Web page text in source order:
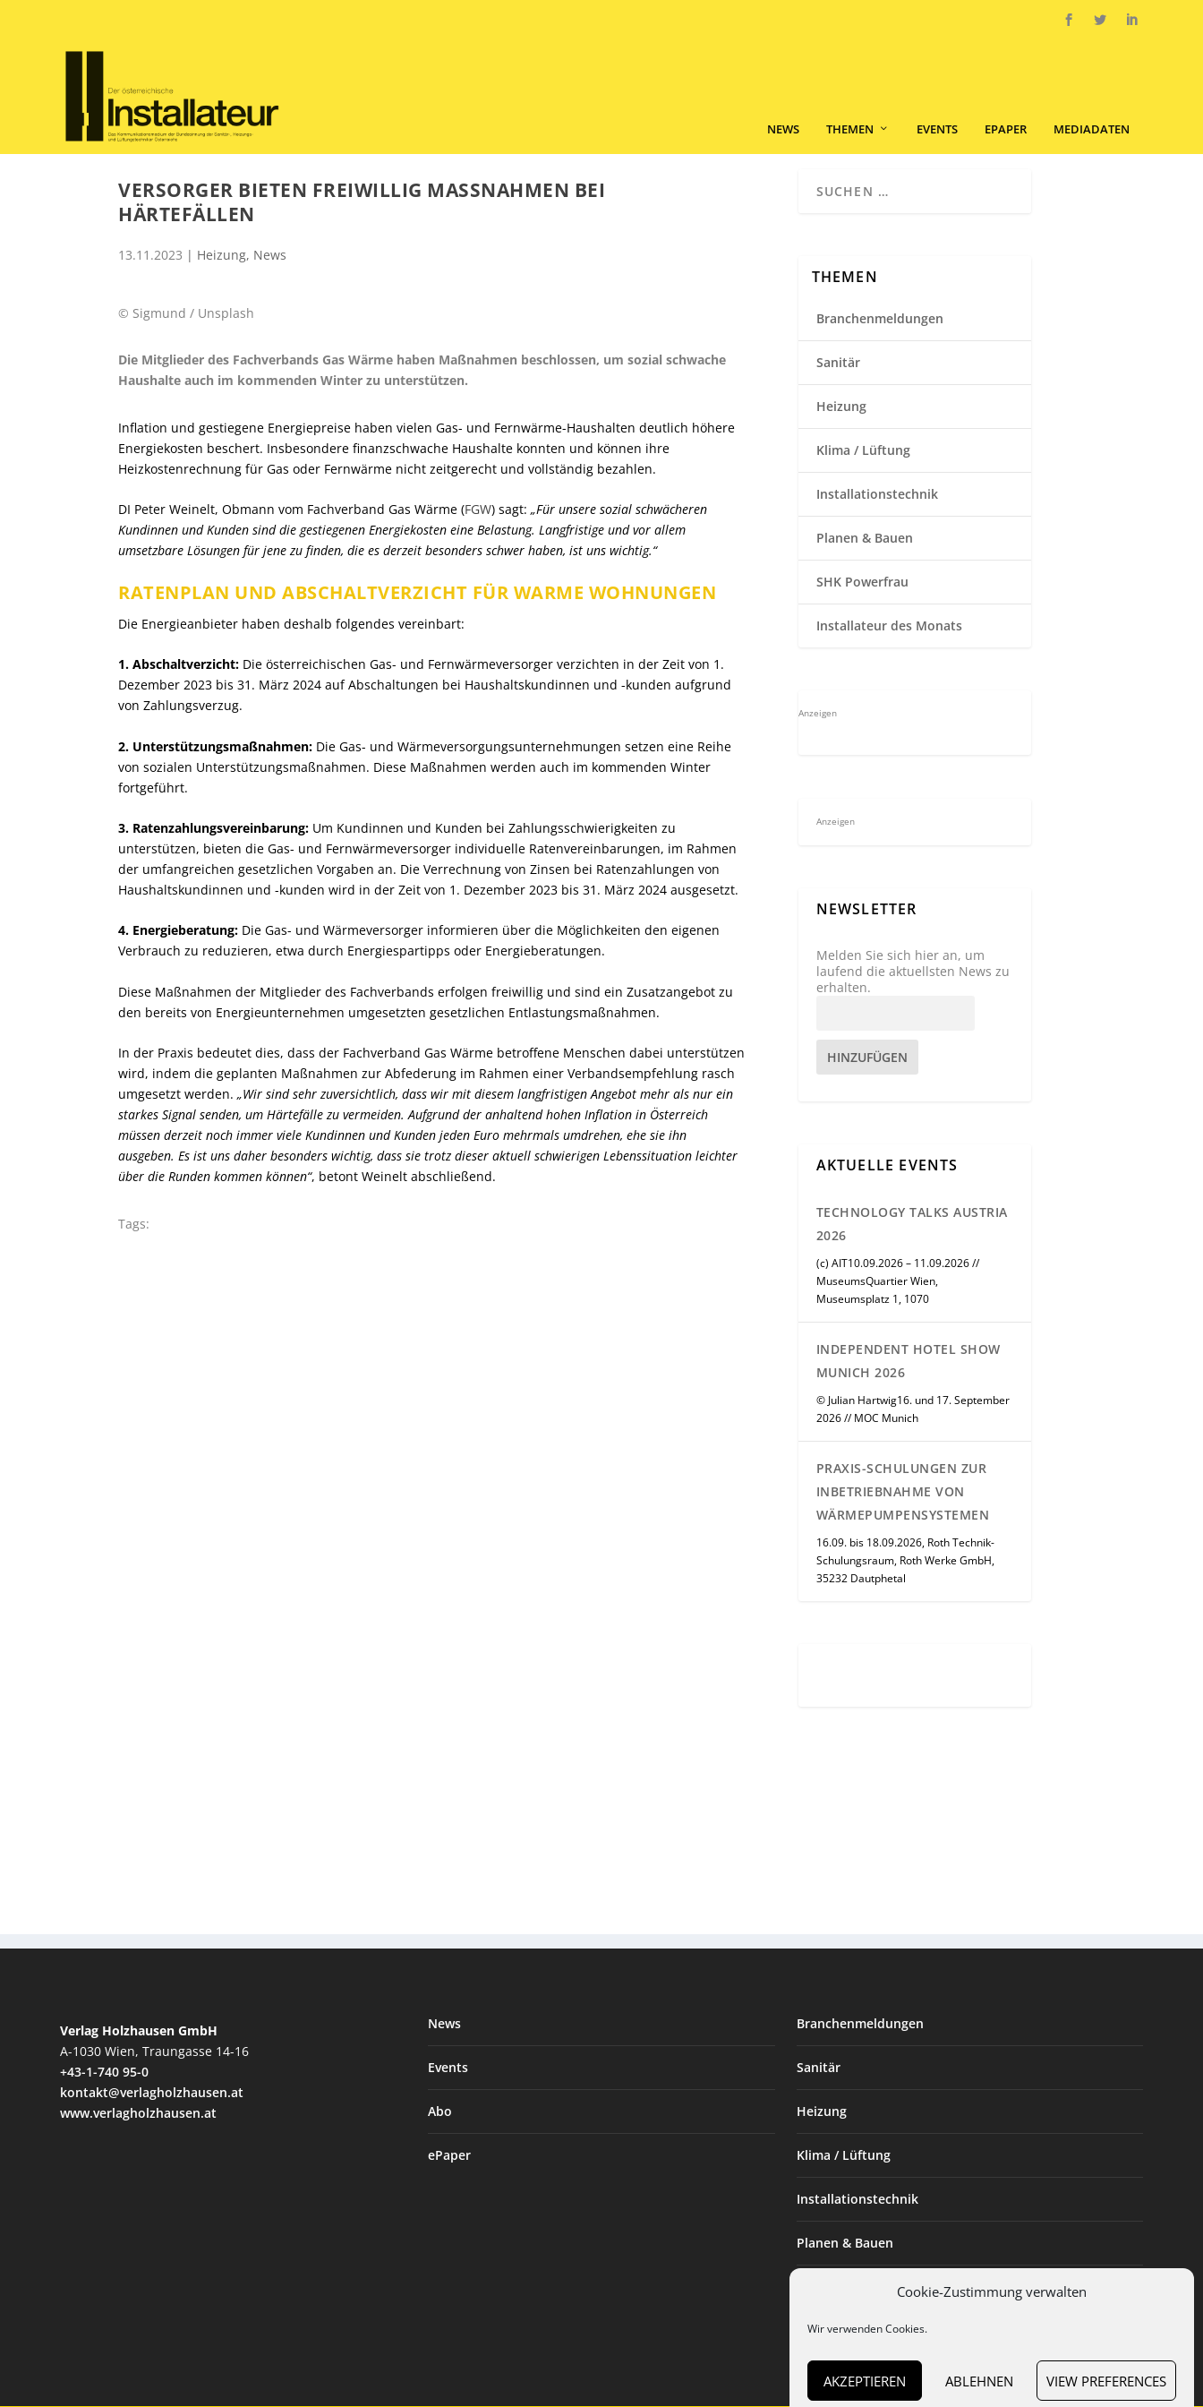
Cookie-Zustimmung verwalten
Wir verwenden Cookies.
AKZEPTIEREN ABLEHNEN VIEW PREFERENCES
NEWS THEMEN EVENTS EPAPER MEDIADATEN
VERSORGER BIETEN FREIWILLIG MASSNAHMEN BEI H
ÄRTEFÄLLEN
13.11.2023 | Heizung, News
© Sigmund / Unsplash
Die Mitglieder des Fachverbands Gas Wärme haben Maßnahmen beschlossen, um sozial schwache
Haushalte auch im kommenden Winter zu unterstützen.
Inflation und gestiegene Energiepreise haben vielen Gas- und Fernwärme-Haushalten deutlich höhere
Energiekosten beschert. Insbesondere finanzschwache Haushalte konnten und können ihre
Heizkostenrechnung für Gas oder Fernwärme nicht zeitgerecht und vollständig bezahlen.
DI Peter Weinelt, Obmann vom Fachverband Gas Wärme (FGW) sagt: „Für unsere sozial schwächeren
Kundinnen und Kunden sind die gestiegenen Energiekosten eine Belastung. Langfristige und vor allem
umsetzbare Lösungen für jene zu finden, die es derzeit besonders schwer haben, ist uns wichtig.“
RATENPLAN UND ABSCHALTVERZICHT FÜR WARME WOHNUNGEN
Die Energieanbieter haben deshalb folgendes vereinbart:
1. Abschaltverzicht: Die österreichischen Gas- und Fernwärmeversorger verzichten in der Zeit von 1.
Dezember 2023 bis 31. März 2024 auf Abschaltungen bei Haushaltskundinnen und -kunden aufgrund
von Zahlungsverzug.
2. Unterstützungsmaßnahmen: Die Gas- und Wärmeversorgungsunternehmungen setzen eine Reihe
von sozialen Unterstützungsmaßnahmen. Diese Maßnahmen werden auch im kommenden Winter
fortgeführt.
3. Ratenzahlungsvereinbarung: Um Kundinnen und Kunden bei Zahlungsschwierigkeiten zu
unterstützen, bieten die Gas- und Fernwärmeversorger individuelle Ratenvereinbarungen, im Rahmen
der umfangreichen gesetzlichen Vorgaben an. Die Verrechnung von Zinsen bei Ratenzahlungen von
Haushaltskundinnen und -kunden wird in der Zeit von 1. Dezember 2023 bis 31. März 2024 ausgesetzt.
4. Energieberatung: Die Gas- und Wärmeversorger informieren über die Möglichkeiten den eigenen
Verbrauch zu reduzieren, etwa durch Energiespartipps oder Energieberatungen.
Diese Maßnahmen der Mitglieder des Fachverbands erfolgen freiwillig und sind ein Zusatzangebot zu
den bereits von Energieunternehmen umgesetzten gesetzlichen Entlastungsmaßnahmen.
In der Praxis bedeutet dies, dass der Fachverband Gas Wärme betroffene Menschen dabei unterstützen
wird, indem die geplanten Maßnahmen zur Abfederung im Rahmen einer Verbandsempfehlung rasch
umgesetzt werden. „Wir sind sehr zuversichtlich, dass wir mit diesem langfristigen Angebot mehr als nur ein
starkes Signal senden, um Härtefälle zu vermeiden. Aufgrund der anhaltend hohen Inflation in Österreich
müssen derzeit noch immer viele Kundinnen und Kunden jeden Euro mehrmals umdrehen, ehe sie ihn
ausgeben. Es ist uns daher besonders wichtig, dass sie trotz dieser aktuell schwierigen Lebenssituation leichter
über die Runden kommen können“, betont Weinelt abschließend.
Tags:
THEMEN
Branchenmeldungen
Sanitär
Heizung
Klima / Lüftung
Installationstechnik
Planen & Bauen
SHK Powerfrau
Installateur des Monats
Anzeigen
Anzeigen
NEWSLETTER
Melden Sie sich hier an, um
laufend die aktuellsten News zu
erhalten.
HINZUFÜGEN
AKTUELLE EVENTS
TECHNOLOGY TALKS AUSTRIA
2026
(c) AIT10.09.2026 – 11.09.2026 //
MuseumsQuartier Wien,
Museumsplatz 1, 1070
INDEPENDENT HOTEL SHOW
MUNICH 2026
© Julian Hartwig16. und 17. September
2026 // MOC Munich
PRAXIS-SCHULUNGEN ZUR
INBETRIEBNAHME VON
WÄRMEPUMPENSYSTEMEN
16.09. bis 18.09.2026, Roth Technik-
Schulungsraum, Roth Werke GmbH,
35232 Dautphetal
Verlag Holzhausen GmbH
A-1030 Wien, Traungasse 14-16
+43-1-740 95-0
kontakt@verlagholzhausen.at
www.verlagholzhausen.at
News
Events
Abo
ePaper
Branchenmeldungen
Sanitär
Heizung
Klima / Lüftung
Installationstechnik
Planen & Bauen
Installateur des Monats